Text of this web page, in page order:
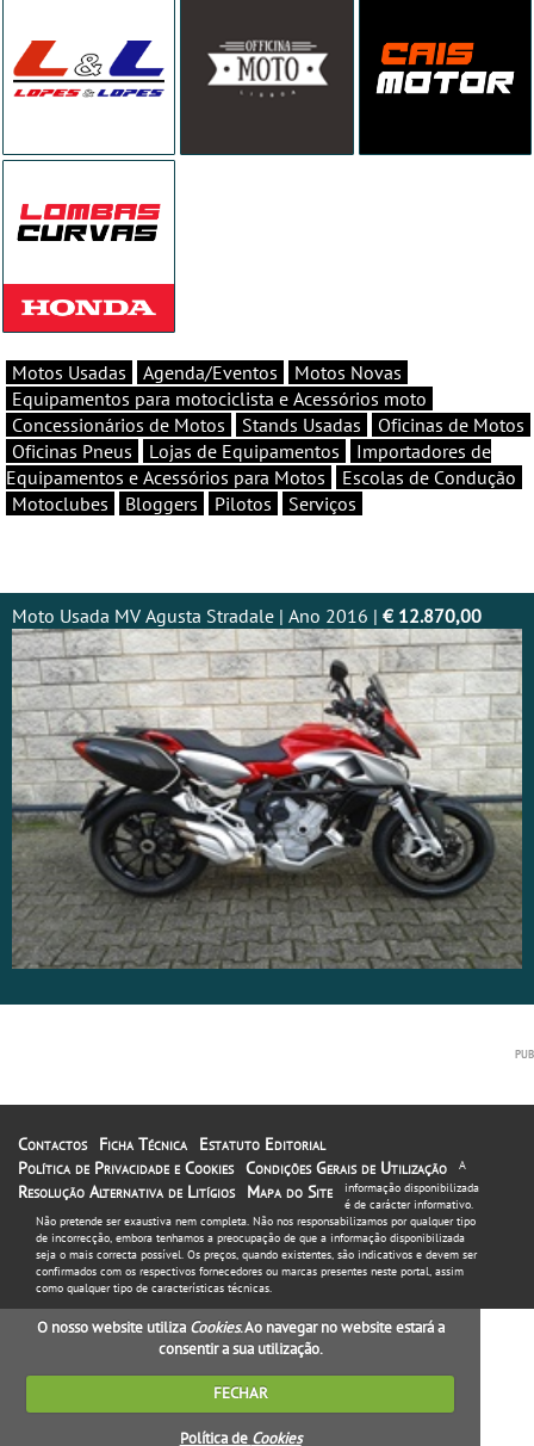
Motos Usadas Agenda/Eventos
Motos Novas
Equipamentos para motociclista e Acessórios moto
Concessionários de Motos
Stands Usadas
Oficinas de Motos
Oficinas Pneus
Lojas de Equipamentos
Importadores de
Equipamentos e Acessórios para Motos
Escolas de Condução
Motoclubes
Bloggers Pilotos Serviços
Moto Usada MV Agusta Stradale | Ano 2016 | € 12.870,00
Contactos Ficha Técnica
Estatuto Editorial
Política de Privacidade e Cookies Condições Gerais de Utilização
Resolução Alternativa de Litígios
Mapa do Site
A
informação disponibilizada
é de carácter informativo.
Não pretende ser exaustiva nem completa. Não nos responsabilizamos por qualquer tipo
de incorrecção, embora tenhamos a preocupação de que a informação disponibilizada
seja o mais correcta possível. Os preços, quando existentes, são indicativos e devem ser
confirmados com os respectivos fornecedores ou marcas presentes neste portal, assim
como qualquer tipo de características técnicas.
O nosso website utiliza Cookies. Ao navegar no website estará a
consentir a sua utilização.
FECHAR
Política de Cookies